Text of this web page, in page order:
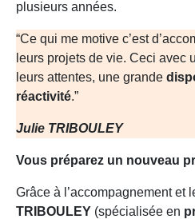
plusieurs années.
“Ce qui me motive c’est
leurs projets de vie. Ceci avec
leurs attentes, une grande
réactivité.”
Julie TRIBOULEY
Vous préparez un nouveau
Grâce à l’accompagnement et
TRIBOULEY (spécialisée en